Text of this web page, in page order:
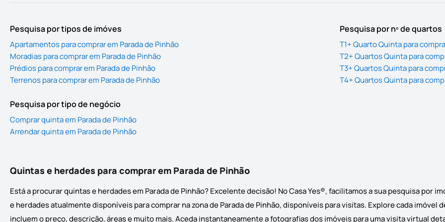
Pesquisa por tipos de imóves
Apartamentos para comprar em Parada de Pinhão
Moradias para comprar em Parada de Pinhão
Prédios para comprar em Parada de Pinhão
Terrenos para comprar em Parada de Pinhão
Pesquisa por nº de quartos
T1+ Quarto Quinta para
T2+ Quartos Quinta para
T3+ Quartos Quinta para
T4+ Quartos Quinta para
Pesquisa por tipo de negócio
Comprar quinta em Parada de Pinhão
Arrendar quinta em Parada de Pinhão
Quintas e herdades para comprar em Parada de Pinhão
Está a procurar quintas e herdades em Parada de Pinhão? Excelente decisão! No Casa Yes®, facilitamos a sua pesquisa por
e herdades atualmente disponíveis para comprar na zona de Parada de Pinhão, disponíveis para visitas. Explore cada
incluem o preço, descrição, áreas e muito mais. Aceda instantaneamente a fotografias dos imóveis para uma visita virtual